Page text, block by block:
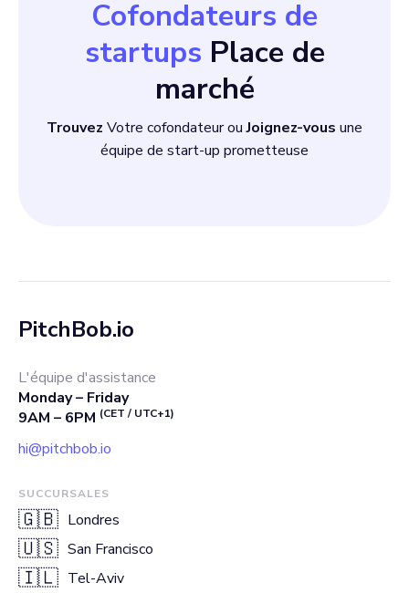
Cofondateurs de
startups Place de
marché
Trouvez Votre cofondateur ouJoignez-vous une
équipe de start-up prometteuse
PitchBob.io
L'équipe d'assistance
Monday – Friday
9AM – 6PM (CET / UTC+1)
hi@pitchbob.io
SUCCURSALES
🇬🇧 Londres
🇺🇸 San Francisco
🇮🇱 Tel-Aviv